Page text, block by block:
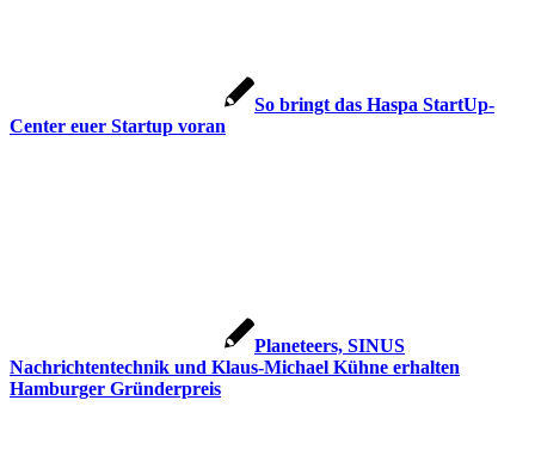
So bringt das Haspa StartUp-
Center euer Startup voran
Planeteers, SINUS
Nachrichtentechnik und Klaus-Michael Kühne erhalten
Hamburger Gründerpreis